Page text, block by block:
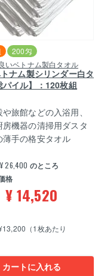
いベトナム製白タオル
ナム製シリンダー白タ
パイル】：120枚組
200匁
¥ 26,400 のところ
格
¥14,520
（1枚あたり
旅館などの入浴用、
機器の清掃用ダスタ
薄手の格安タオル
カートに入れる